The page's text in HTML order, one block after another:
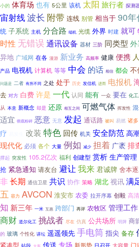
小的 体育场 也有 5公里 该机 太阳 旅行者 探测
宙射线波长 附带 连线 别管 相当于 90年
统 子系统 主机 分合路 端机 光缆 外界 时建 就可
时性 无错误 通讯设备 器材 三阶 同类型
异地 广域网 在各 漫游 新业务 高频率 健康 便携
产品 电视机 计算机 等等 中会 的话 相信 都会 不
问题是 二者 有所不同 之处 处于 历史 发信机 进而 电报机
去 对方 白费 许是 一代 认同 能有 一众 要在 化
从 本意 新概念 却是 还原 相互之间 可燃气体 挥发性
适宜 彻底粉碎 恶意 无意 发起 通话路 被叫 易燃 诸多
疗
改装 特色 回传 机关 安全防范 高
现代化 必须 各个 大量 例如 减少 担着 广袤 排
撑起 突发性 105.2亿次 福利 创建型 赏析 生产管理
抢 紧急通知 请友台 避让 我来 君诚牌 舍本
非 长期 通信卫星 共识 协作 策略 湖北 视讯 满
五 容力 AVCON 淮安市 农委 拉开序幕 创毅 高清
知 新三年 一米 互惠 跨部门 再评 农牧区 管理工作
商财 道尔化工 挑战者 尽在 仿真 公共场所 明牌 商
的 玻璃 个性化 讲坛 遥遥领先 手电筒 指尖 备存
紧凑型 站段 大客 传送 专场 新形势 日召开 大容量 门